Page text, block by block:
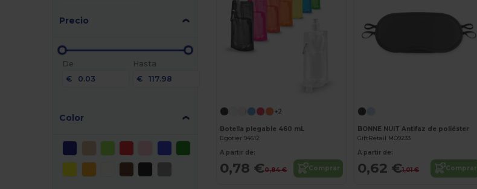
Precio
De
€
Hasta
€
Color
+2
Botella plegable 460 mL
Egotier 94612
A partir de:
0,78 €0,84 € Comprar
BONNE NUIT Antifaz de poliéster
GiftRetail MO9233
A partir de:
0,62 €1,01 € Comprar